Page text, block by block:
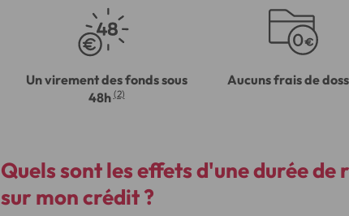
Un virement des fonds sous
48h (2)
Aucuns frais de
Quels sont les effets d'une durée
sur mon crédit ?